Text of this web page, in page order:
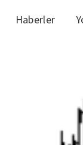
Haberler